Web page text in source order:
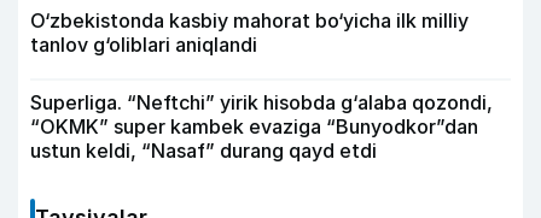
O‘zbekistonda kasbiy mahorat bo‘yicha ilk milliy
tanlov g‘oliblari aniqlandi
Superliga. “Neftchi” yirik hisobda g‘alaba qozondi,
“OKMK” super kambek evaziga “Bunyodkor”dan
ustun keldi, “Nasaf” durang qayd etdi